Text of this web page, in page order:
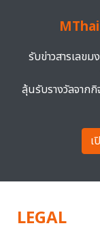
รับข่าวสารเลข
ลุ้นรับรางวัลจาก
เ
LEGAL